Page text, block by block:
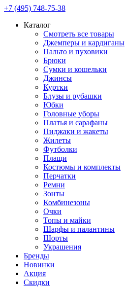
+7 (495) 748-75-38
Каталог
Смотреть все товары
Джемперы и кардиганы
Пальто и пуховики
Брюки
Сумки и кошельки
Джинсы
Куртки
Блузы и рубашки
Юбки
Головные уборы
Платья и сарафаны
Пиджаки и жакеты
Жилеты
Футболки
Плащи
Костюмы и комплекты
Перчатки
Ремни
Зонты
Комбинезоны
Очки
Топы и майки
Шарфы и палантины
Шорты
Украшения
Бренды
Новинки
Акция
Скидки